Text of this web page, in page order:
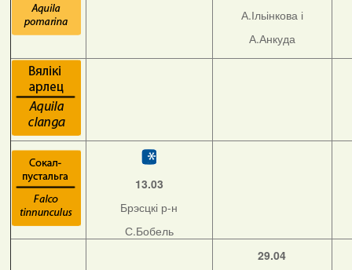
А.Ільінкова і
А.Анкуда
13.03
Брэсцкі р-н
С.Бобель
29.04